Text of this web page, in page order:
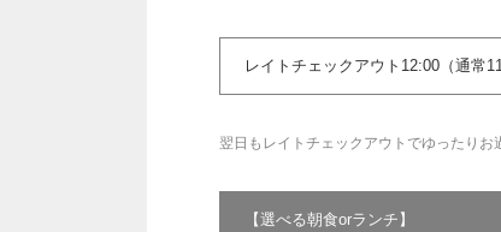
レイトチェックアウト12:00（通常
翌日もレイトチェックアウトでゆったりお
【選べる朝食orランチ】